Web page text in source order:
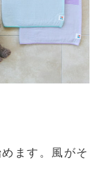
ます。風がそ